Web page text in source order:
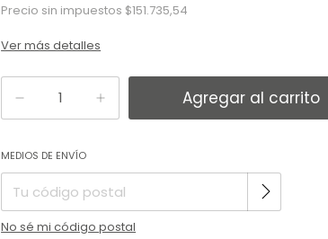
Precio sin impuestos $151.735,54
Ver más detalles
Entregas para el CP:
MEDIOS DE ENVÍO
No sé mi código postal